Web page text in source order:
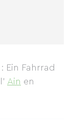
Ein Fahrrad
Ain en